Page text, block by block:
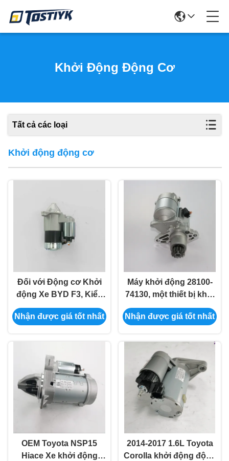
Khởi Động Động Cơ
Tất cả các loại
Khởi động động cơ
Đối với Động cơ Khởi
động Xe BYD F3, Kiểu
máy 3708950
Nhận được giá tốt nhất
Máy khởi động 28100-
74130, một thiết bị khởi
động chuyên dụng cho
động cơ ô tô Toyota"
Nhận được giá tốt nhất
OEM Toyota NSP15
Hiace Xe khởi động
2014-2017 1.6L Toyota
Corolla khởi động động